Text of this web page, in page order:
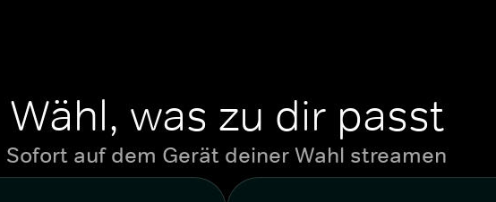
Wähl, was zu dir passt
Sofort auf dem Gerät deiner Wahl streamen